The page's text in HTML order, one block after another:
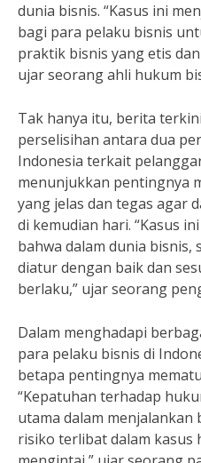
dunia bisnis. “Kasus ini
bagi para pelaku bisnis
praktik bisnis yang etis
ujar seorang ahli hukum
Tak hanya itu, berita
perselisihan antara dua
Indonesia terkait
menunjukkan pentingnya
yang jelas dan tegas agar
di kemudian hari. “Kasus
bahwa dalam dunia bisnis,
diatur dengan baik dan
berlaku,” ujar seorang
Dalam menghadapi
para pelaku bisnis di
betapa pentingnya
“Kepatuhan terhadap
utama dalam menjalankan
risiko terlibat dalam kasus